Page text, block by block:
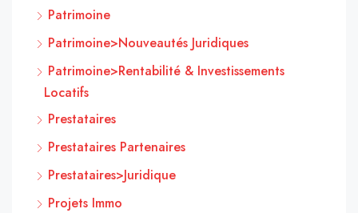
Patrimoine
Patrimoine>Nouveautés Juridiques
Patrimoine>Rentabilité & Investissements
Locatifs
Prestataires
Prestataires Partenaires
Prestataires>Juridique
Projets Immo